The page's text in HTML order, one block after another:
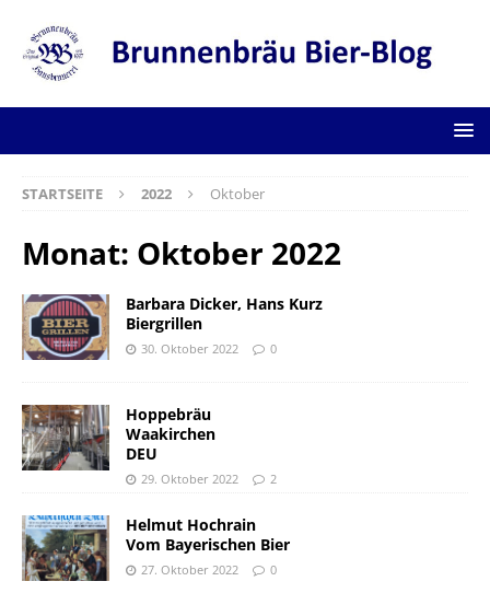
STARTSEITE 2022 Oktober
Monat: Oktober 2022
Barbara Dicker, Hans Kurz
Biergrillen
30. Oktober 2022 0
Hoppebräu
Waakirchen
DEU
29. Oktober 2022 2
Helmut Hochrain
Vom Bayerischen Bier
27. Oktober 2022 0